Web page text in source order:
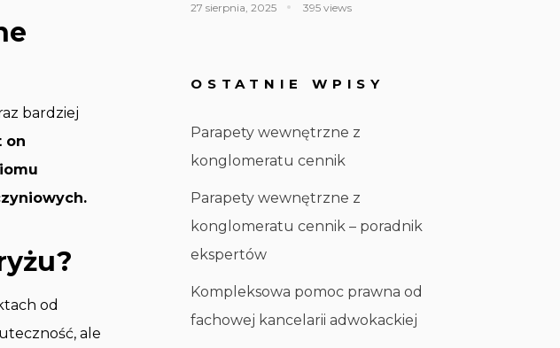
bardziej
on
od
ale
27 sierpnia, 2025 395 views
OSTATNIE WPISY
Parapety wewnętrzne z
konglomeratu cennik
Parapety wewnętrzne z
konglomeratu cennik – poradnik
ekspertów
Kompleksowa pomoc prawna od
fachowej kancelarii adwokackiej